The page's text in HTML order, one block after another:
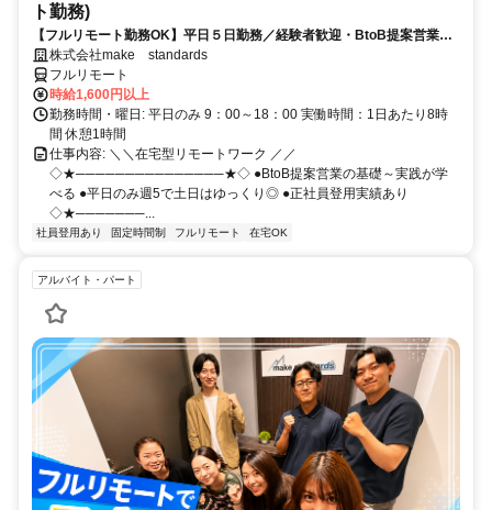
ト勤務)
【フルリモート勤務OK】平日５日勤務／経験者歓迎・BtoB提案営業で
スキルアップ
株式会社make standards
フルリモート
時給1,600円以上
勤務時間・曜日: 平日のみ 9：00～18：00 実働時間：1日あたり8時
間 休憩1時間
仕事内容: ＼＼在宅型リモートワーク ／／
◇★───────────────★◇ ●BtoB提案営業の基礎～実践が学
べる ●平日のみ週5で土日はゆっくり◎ ●正社員登用実績あり
◇★───────...
社員登用あり 固定時間制 フルリモート 在宅OK
アルバイト・パート